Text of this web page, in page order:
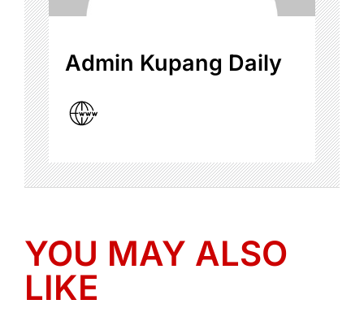
Admin Kupang Daily
YOU MAY ALSO
LIKE